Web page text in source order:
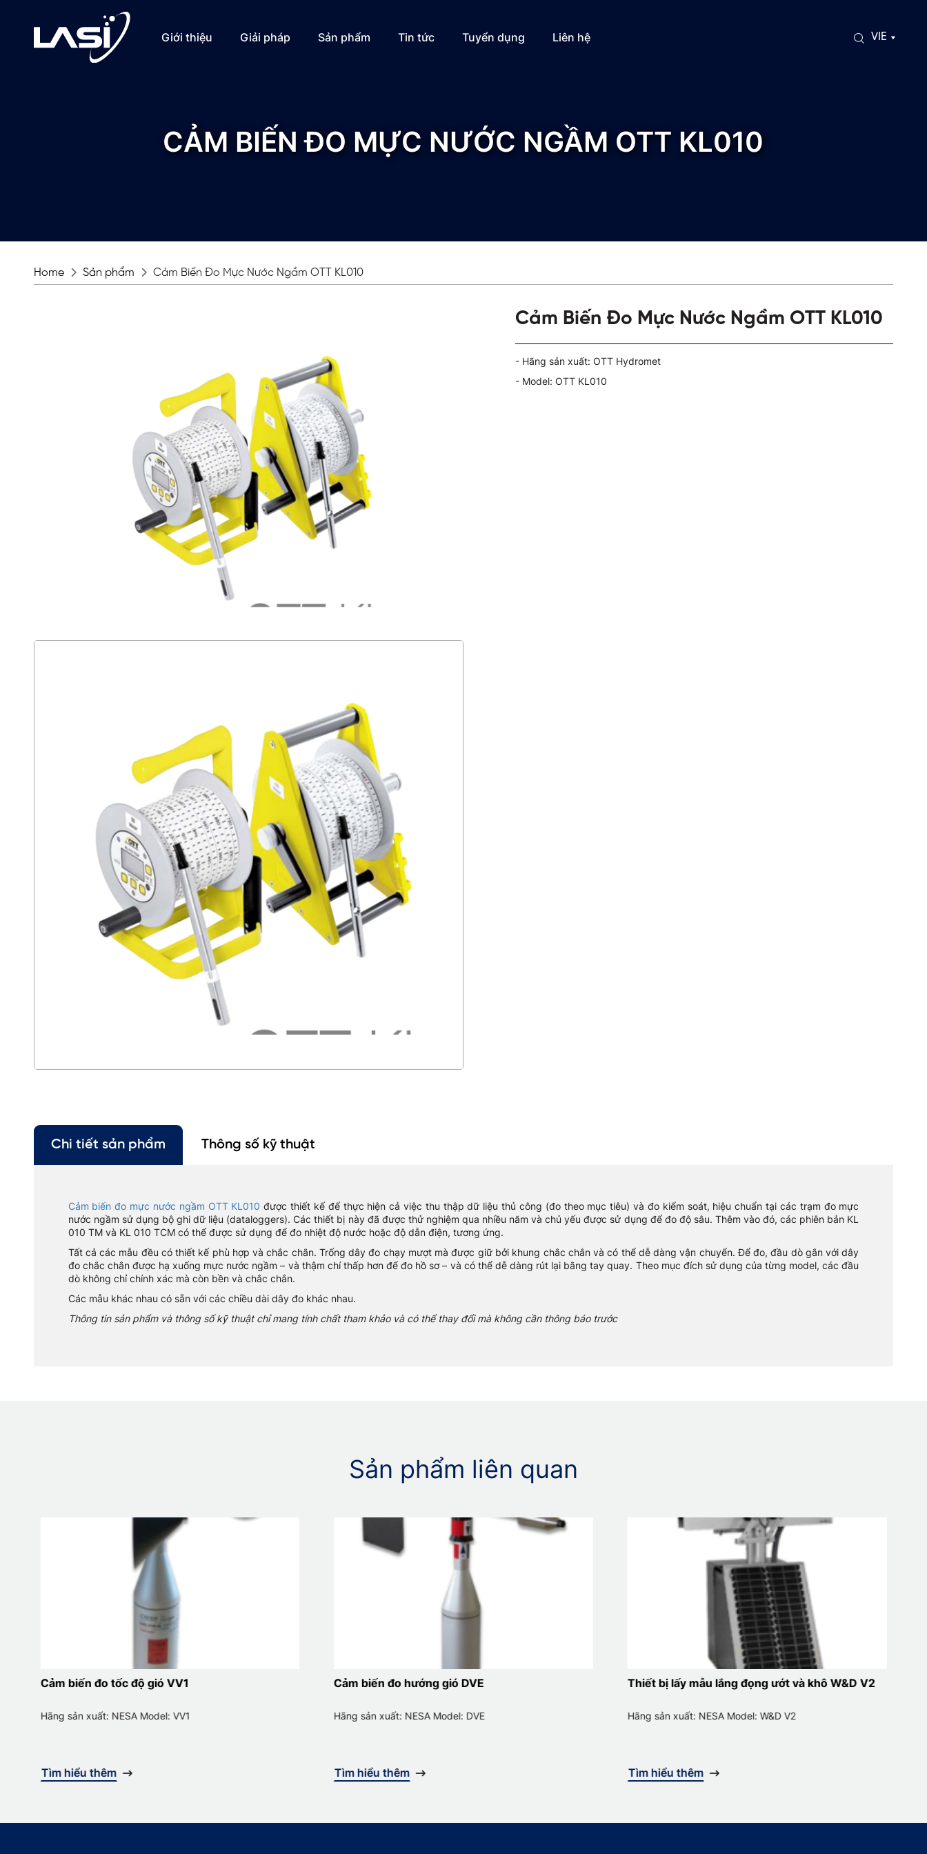
Giới thiệu Giải pháp Sản phẩm Tin tức Tuyển dụng Liên hệ VIE
CẢM BIẾN ĐO MỰC NƯỚC NGẦM OTT KL010
Home Sản phẩm Cảm Biến Đo Mực Nước Ngầm OTT KL010
Cảm Biến Đo Mực Nước Ngầm OTT KL010
- Hãng sản xuất: OTT Hydromet
- Model: OTT KL010
Chi tiết sản phẩm Thông số kỹ thuật
Cảm biến đo mực nước ngầm OTT KL010 được thiết kế để thực hiện cả việc thu thập dữ liệu thủ công (đo theo mục tiêu) và đo kiểm soát, hiệu chuẩn tại các trạm đo mực
nước ngầm sử dụng bộ ghi dữ liệu (dataloggers). Các thiết bị này đã được thử nghiệm qua nhiều năm và chủ yếu được sử dụng để đo độ sâu. Thêm vào đó, các phiên bản KL
010 TM và KL 010 TCM có thể được sử dụng để đo nhiệt độ nước hoặc độ dẫn điện, tương ứng.
Tất cả các mẫu đều có thiết kế phù hợp và chắc chắn. Trống dây đo chạy mượt mà được giữ bởi khung chắc chắn và có thể dễ dàng vận chuyển. Để đo, đầu dò gắn với dây
đo chắc chắn được hạ xuống mực nước ngầm – và thậm chí thấp hơn để đo hồ sơ – và có thể dễ dàng rút lại bằng tay quay. Theo mục đích sử dụng của từng model, các đầu
dò không chỉ chính xác mà còn bền và chắc chắn.
Các mẫu khác nhau có sẵn với các chiều dài dây đo khác nhau.
Thông tin sản phẩm và thông số kỹ thuật chỉ mang tính chất tham khảo và có thể thay đổi mà không cần thông báo trước
Sản phẩm liên quan
Cảm biến đo tốc độ gió VV1
Hãng sản xuất: NESA Model: VV1
Tìm hiểu thêm
Cảm biến đo hướng gió DVE
Hãng sản xuất: NESA Model: DVE
Tìm hiểu thêm
Thiết bị lấy mẫu lắng đọng ướt và khô W&D V2
Hãng sản xuất: NESA Model: W&D V2
Tìm hiểu thêm